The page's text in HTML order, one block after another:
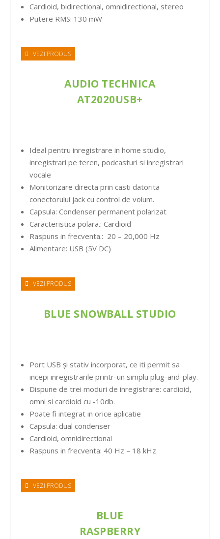
Cardioid, bidirectional, omnidirectional, stereo
Putere RMS: 130 mW
VEZI PRODUS
AUDIO TECHNICA
AT2020USB+
Ideal pentru inregistrare in home studio,
inregistrari pe teren, podcasturi si inregistrari
vocale
Monitorizare directa prin casti datorita
conectorului jack cu control de volum.
Capsula: Condenser permanent polarizat
Caracteristica polara.: Cardioid
Raspuns in frecventa.: 20 – 20,000 Hz
Alimentare: USB (5V DC)
VEZI PRODUS
BLUE SNOWBALL STUDIO
Port USB și stativ incorporat, ce iti permit sa
incepi inregistrarile printr-un simplu plug-and-play.
Dispune de trei moduri de inregistrare: cardioid,
omni si cardioid cu -10db.
Poate fi integrat in orice aplicatie
Capsula: dual condenser
Cardioid, omnidirectional
Raspuns in frecventa: 40 Hz – 18 kHz
VEZI PRODUS
BLUE
RASPBERRY